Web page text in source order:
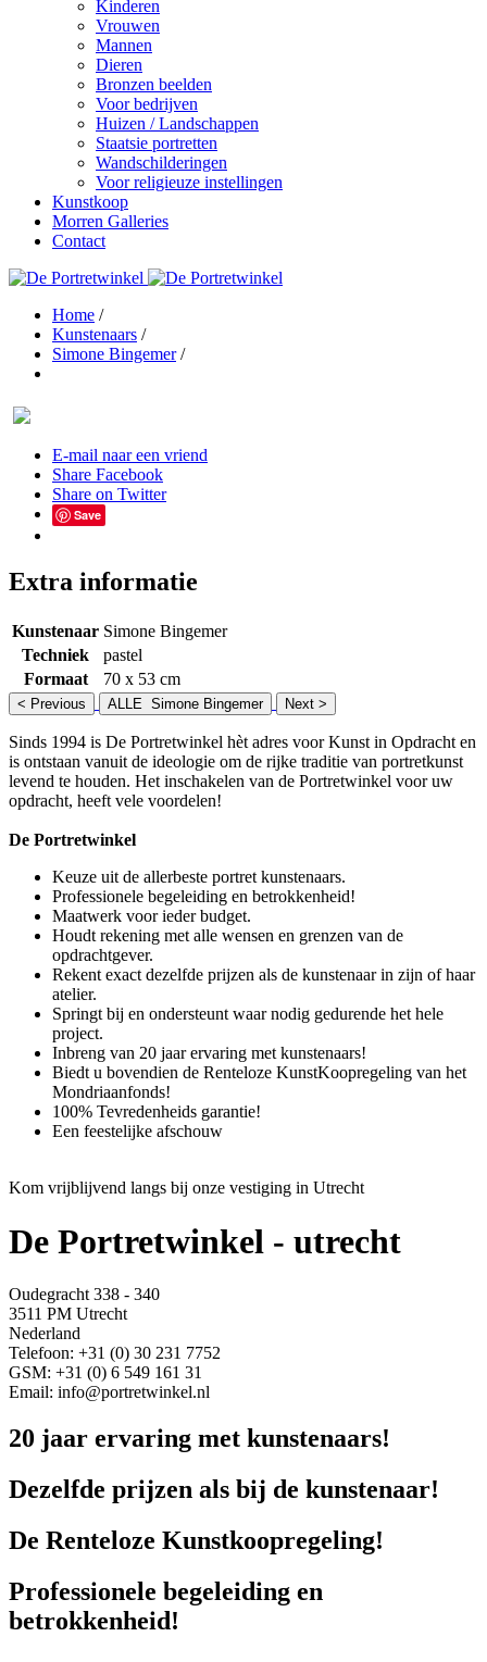
Kinderen
Vrouwen
Mannen
Dieren
Bronzen beelden
Voor bedrijven
Huizen / Landschappen
Staatsie portretten
Wandschilderingen
Voor religieuze instellingen
Kunstkoop
Morren Galleries
Contact
Home /
Kunstenaars /
Simone Bingemer /
E-mail naar een vriend
Share Facebook
Share on Twitter
Save
Extra informatie
Kunstenaar Simone Bingemer
Techniek
pastel
Formaat
70 x 53 cm
< Previous ALLE Simone Bingemer Next >
Sinds 1994 is De Portretwinkel hèt adres voor Kunst in Opdracht en
is ontstaan vanuit de ideologie om de rijke traditie van portretkunst
levend te houden. Het inschakelen van de Portretwinkel voor uw
opdracht, heeft vele voordelen!
De Portretwinkel
Keuze uit de allerbeste portret kunstenaars.
Professionele begeleiding en betrokkenheid!
Maatwerk voor ieder budget.
Houdt rekening met alle wensen en grenzen van de
opdrachtgever.
Rekent exact dezelfde prijzen als de kunstenaar in zijn of haar
atelier.
Springt bij en ondersteunt waar nodig gedurende het hele
project.
Inbreng van 20 jaar ervaring met kunstenaars!
Biedt u bovendien de Renteloze KunstKoopregeling van het
Mondriaanfonds!
100% Tevredenheids garantie!
Een feestelijke afschouw
Kom vrijblijvend langs bij onze vestiging in Utrecht
De Portretwinkel - utrecht
Oudegracht 338 - 340
3511 PM Utrecht
Nederland
Telefoon: +31 (0) 30 231 7752
GSM: +31 (0) 6 549 161 31
Email: info@portretwinkel.nl
20 jaar ervaring met kunstenaars!
Dezelfde prijzen als bij de kunstenaar!
De Renteloze Kunstkoopregeling!
Professionele begeleiding en
betrokkenheid!